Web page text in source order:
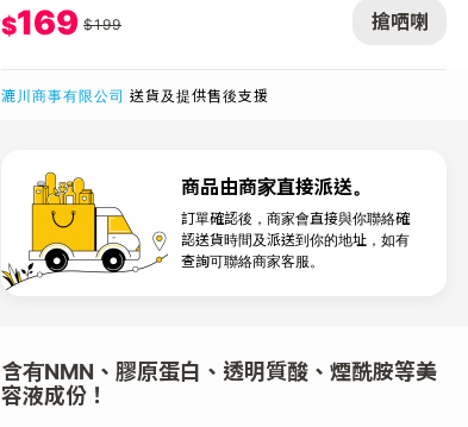
搶哂喇
$169 $199
漉川商事有限公司 送貨及提供售後支援
商品由商家直接派送。
訂單確認後，商家會直接與你聯絡確
認送貨時間及派送到你的地址，如有
查詢可聯絡商家客服。
含有NMN、膠原蛋白、透明質酸、煙酰胺等美
容液成份！